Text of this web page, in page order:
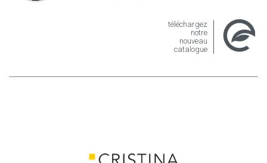
téléchargez
notre
nouveau
catalogue